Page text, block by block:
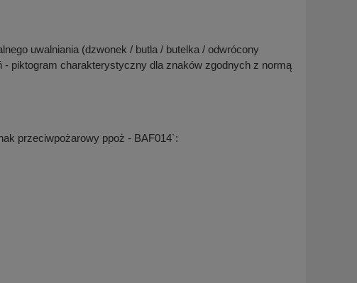
uwalniania (dzwonek / butla / butelka / odwrócony
- piktogram charakterystyczny dla znaków zgodnych z normą
przeciwpożarowy ppoż - BAF014`: